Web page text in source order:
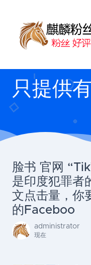
只提供
脸书 官网
是印度犯罪者
文点击量，你
的Faceboo
administrator
现在